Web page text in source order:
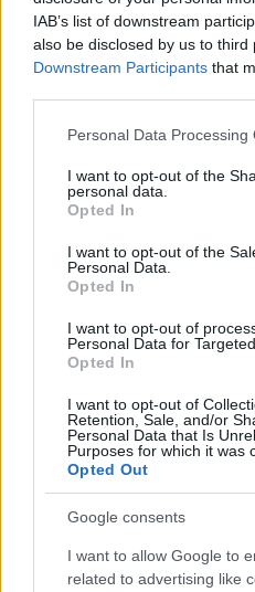
IAB’s list of downstream
also be disclosed by us to third
Downstream Participants that
Please note that this website/
not limited to your visit or
grant or deny consent to
use your data for below
consent section.
Personal Data Processing
I want to opt-out of the
personal data.
Opted In
I want to opt-out of the
Personal Data.
Opted In
I want to opt-out of
Personal Data for
Opted In
I want to opt-out of
Retention, Sale, and/or
Personal Data that Is
Purposes for which it was
Opted Out
Google consents
I want to allow Google to
related to advertising like
#JÉG # OLVADÁS #
#KLÍMAKATASZTRÓFA
Népszerű
Reggeli